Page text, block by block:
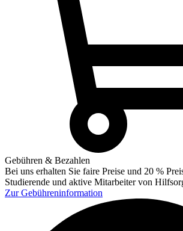
Gebühren & Bezahlen
Bei uns erhalten Sie faire Preise und 20 %
Studierende und aktive Mitarbeiter von
ZurGebühreninformation